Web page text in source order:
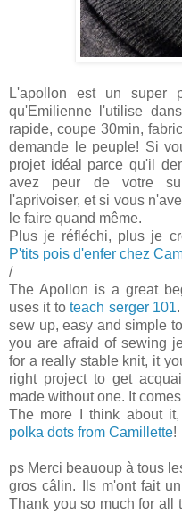
L'apollon est un super
qu'Emilienne l'utilise
rapide, coupe 30min,
demande le peuple! Si
projet idéal parce qu'il
avez peur de votre
l'aprivoiser, et si vous
le faire quand même.
Plus je réfléchi, plus je
P'tits pois d'enfer chez
/
The Apollon is a great
uses it toteach serger 101
sew up, easy and simple
you are afraid of sewing
for a really stable knit, it
right project to get
made without one. It
The more I think about
polka dots from Camillette!
ps Merci beauoup à tous
gros câlin. Ils m'ont fait
Thank you so much for all